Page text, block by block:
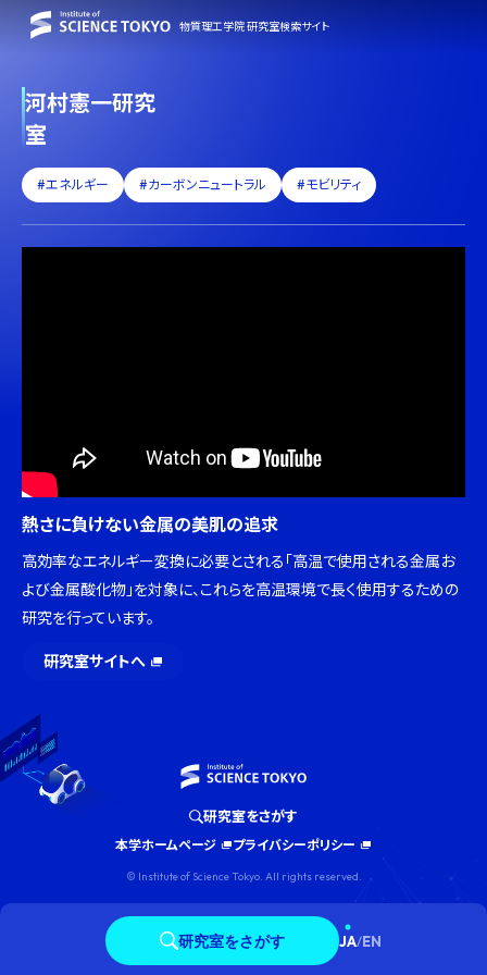
物質理工学院 研究室検索サイト
研究室をさがす JA/EN
河村憲一研究
室
#エネルギー #カーボンニュートラル #モビリティ
熱さに負けない金属の美肌の追求
高効率なエネルギー変換に必要とされる「高温で使用される金属お
よび金属酸化物」を対象に、これらを高温環境で長く使用するための
研究を行っています。
研究室サイトへ
研究室をさがす
本学ホームページ プライバシーポリシー
© Institute of Science Tokyo. All rights reserved.